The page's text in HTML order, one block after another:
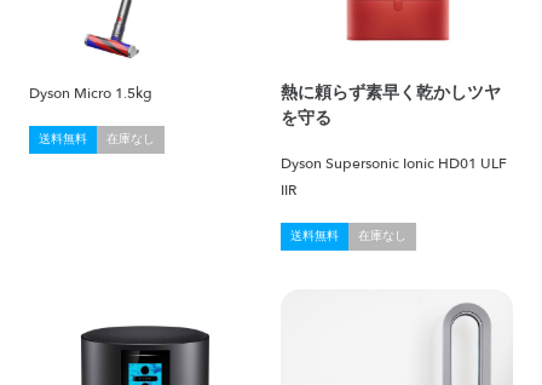
Dyson Micro 1.5kg
送料無料 在庫なし
熱に頼らず素早く乾かしツヤ
を守る
Dyson Supersonic Ionic HD01 ULF
IIR
送料無料 在庫なし